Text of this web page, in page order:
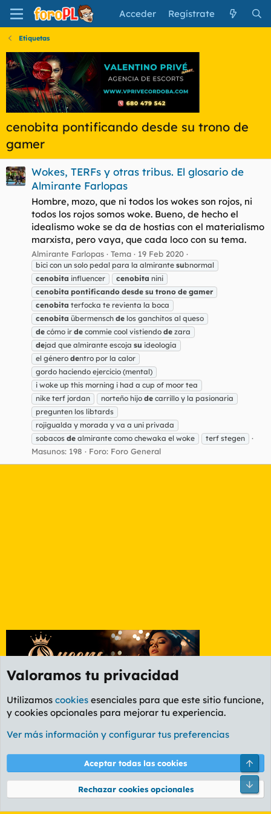
Acceder Regístrate
Etiquetas
cenobita pontificando desde su trono de
gamer
Wokes, TERFs y otras tribus. El glosario de
Almirante Farlopas
Hombre, mozo, que ni todos los wokes son rojos, ni
todos los rojos somos woke. Bueno, de hecho el
idealismo woke se da de hostias con el materialismo
marxista, pero vaya, que cada loco con su tema.
Almirante Farlopas Tema 19 Feb 2020
bici con un solo pedal para la almirante subnormal
cenobita influencer cenobita nini
cenobita pontificando desde su trono de gamer
cenobita terfocka te revienta la boca
cenobita übermensch de los ganchitos al queso
de cómo ir de commie cool vistiendo de zara
dejad que almirante escoja su ideología
el género dentro por la calor
gordo haciendo ejercicio (mental)
i woke up this morning i had a cup of moor tea
nike terf jordan
norteño hijo de carrillo y la pasionaria
pregunten los libtards
rojigualda y morada y va a uni privada
sobacos de almirante como chewaka el woke terf stegen
Masunos: 198 Foro: Foro General
Etiquetas
Cookies
PL OLDSTYLE AMARILLO
Términos y reglas Política de privacidad Ayuda
Community platform by XenForo® © 2010-2026 XenForo Ltd.
Valoramos tu privacidad
Utilizamos cookies esenciales para que este sitio funcione,
y cookies opcionales para mejorar tu experiencia.
Ver más información y configurar tus preferencias
Aceptar todas las cookies
Rechazar cookies opcionales
Pie